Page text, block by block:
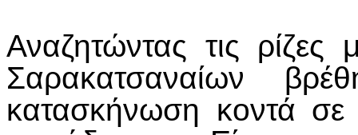
Αναζητώντας τις
Σαρακατσαναίων
κατασκήνωση κοντά